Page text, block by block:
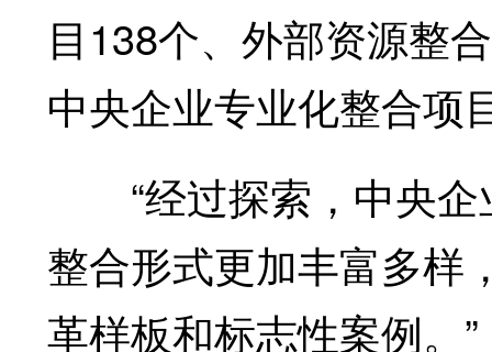
目138个、外部资源整
中央企业专业化整合项
“经过探索，中央企
整合形式更加丰富多样
革样板和标志性案例。